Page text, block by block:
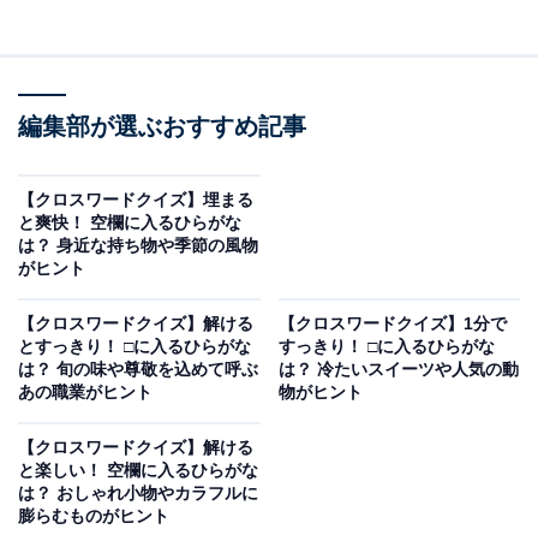
編集部が選ぶおすすめ記事
【クロスワードクイズ】埋まる
と爽快！ 空欄に入るひらがな
は？ 身近な持ち物や季節の風物
がヒント
【クロスワードクイズ】解ける
とすっきり！ □に入るひらがな
は？ 旬の味や尊敬を込めて呼ぶ
あの職業がヒント
【クロスワードクイズ】1分で
すっきり！ □に入るひらがな
は？ 冷たいスイーツや人気の動
物がヒント
【クロスワードクイズ】解ける
と楽しい！ 空欄に入るひらがな
は？ おしゃれ小物やカラフルに
膨らむものがヒント